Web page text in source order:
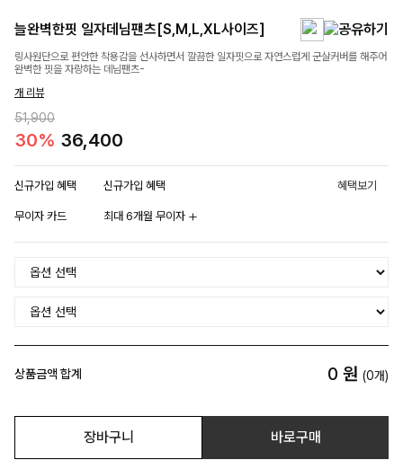
늘완벽한핏 일자데님팬츠[S,M,L,XL사이즈]
링사원단으로 편안한 착용감을 선사하면서 깔끔한 일자핏으로 자연스럽게 군살커버를 해주어
완벽한 핏을 자랑하는 데님팬츠-
개 리뷰
51,900
30% 36,400
신규가입 혜택 신규가입 혜택 혜택보기
무이자 카드 최대 6개월 무이자
상품금액 합계 0 원 (0개)
장바구니 바로구매